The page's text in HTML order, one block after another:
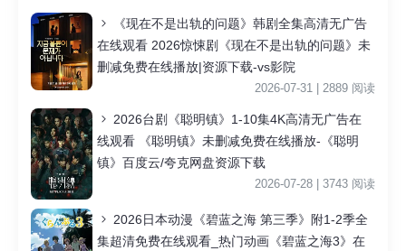
《现在不是出轨的问题》韩剧全集高清无广告
在线观看 2026惊悚剧《现在不是出轨的问题》未
删减免费在线播放|资源下载-vs影院
2026-07-31 | 2889 阅读
2026台剧《聪明镇》1-10集4K高清无广告在
线观看 《聪明镇》未删减免费在线播放-《聪明
镇》百度云/夸克网盘资源下载
2026-07-28 | 3743 阅读
2026日本动漫《碧蓝之海 第三季》附1-2季全
集超清免费在线观看_热门动画《碧蓝之海3》在